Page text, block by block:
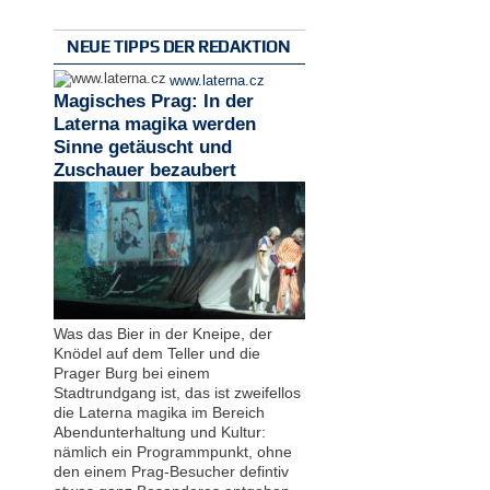
NEUE TIPPS DER REDAKTION
www.laterna.cz
Magisches Prag: In der
Laterna magika werden
Sinne getäuscht und
Zuschauer bezaubert
Was das Bier in der Kneipe, der
Knödel auf dem Teller und die
Prager Burg bei einem
Stadtrundgang ist, das ist zweifellos
die Laterna magika im Bereich
Abendunterhaltung und Kultur:
nämlich ein Programmpunkt, ohne
den einem Prag-Besucher defintiv